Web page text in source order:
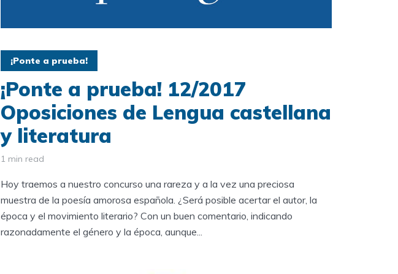
¡Ponte a prueba!
¡Ponte a prueba! 12/2017
Oposiciones de Lengua castellana
y literatura
1 min read
Hoy traemos a nuestro concurso una rareza y a la vez una preciosa
muestra de la poesía amorosa española. ¿Será posible acertar el autor, la
época y el movimiento literario? Con un buen comentario, indicando
razonadamente el género y la época, aunque...